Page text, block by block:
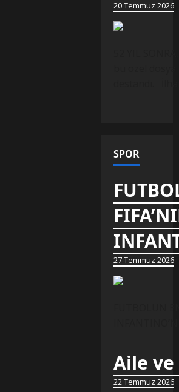
20 Temmuz 2026
SPOR
27 Temmuz 2026
Aile ve
22 Temmuz 2026